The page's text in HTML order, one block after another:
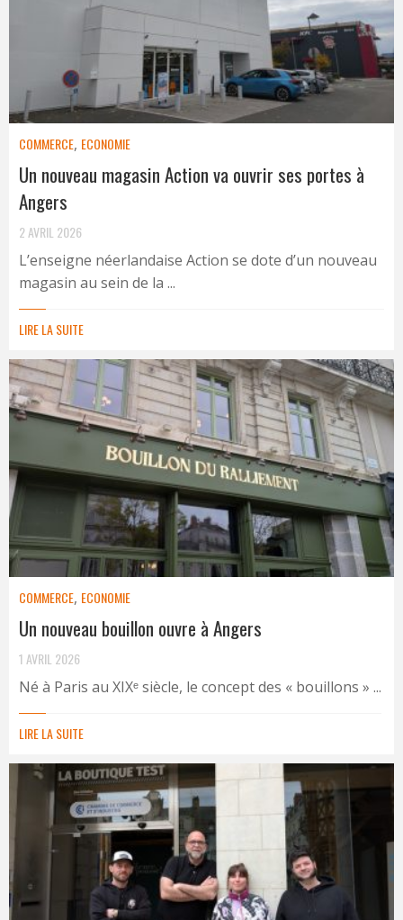
COMMERCE, ECONOMIE
Un nouveau magasin Action va ouvrir ses portes à
Angers
2 AVRIL 2026
L’enseigne néerlandaise Action se dote d’un nouveau
magasin au sein de la ...
LIRE LA SUITE
COMMERCE, ECONOMIE
Un nouveau bouillon ouvre à Angers
1 AVRIL 2026
Né à Paris au XIXᵉ siècle, le concept des « bouillons » ...
LIRE LA SUITE